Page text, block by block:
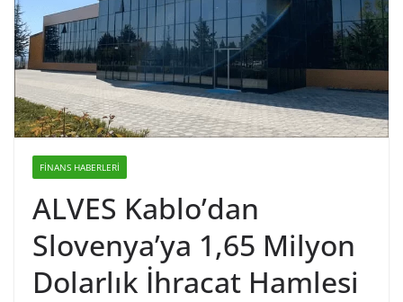
FINANS HABERLERI
ALVES Kablo’dan
Slovenya’ya 1,65 Milyon
Dolarlık İhracat Hamlesi